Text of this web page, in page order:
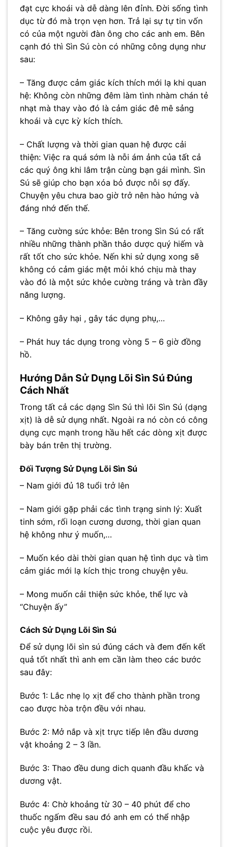
đạt cực khoái và dễ dàng lên đỉnh. Đời sống tình
dục từ đó mà trọn vẹn hơn. Trả lại sự tự tin vốn
có của một người đàn ông cho các anh em. Bên
cạnh đó thì Sìn Sú còn có những công dụng như
sau:
– Tăng được cảm giác kích thích mới lạ khi quan
hệ: Không còn những đêm làm tình nhàm chán tẻ
nhạt mà thay vào đó là cảm giác đê mê sảng
khoái và cực kỳ kích thích.
– Chất lượng và thời gian quan hệ được cải
thiện: Việc ra quá sớm là nỗi ám ảnh của tất cả
các quý ông khi lâm trận cùng bạn gái mình. Sìn
Sú sẽ giúp cho bạn xóa bỏ được nỗi sợ đấy.
Chuyện yêu chưa bao giờ trở nên hào hứng và
đáng nhớ đến thế.
– Tăng cường sức khỏe: Bên trong Sìn Sú có rất
nhiều những thành phần thảo dược quý hiếm và
rất tốt cho sức khỏe. Nến khi sử dụng xong sẽ
không có cảm giác mệt mỏi khó chịu mà thay
vào đó là một sức khỏe cường tráng và tràn đầy
năng lượng.
– Không gây hại , gây tác dụng phụ,…
– Phát huy tác dụng trong vòng 5 – 6 giờ đồng
hồ.
Hướng Dẫn Sử Dụng Lõi Sìn Sú Đúng
Cách Nhất
Trong tất cả các dạng Sìn Sú thì lõi Sìn Sú (dạng
xịt) là dễ sử dụng nhất. Ngoài ra nó còn có công
dụng cực mạnh trong hầu hết các dòng xịt được
bày bán trên thị trường.
Đối Tượng Sử Dụng Lõi Sìn Sú
– Nam giới đủ 18 tuổi trở lên
– Nam giới gặp phải các tình trạng sinh lý: Xuất
tinh sớm, rối loạn cương dương, thời gian quan
hệ không như ý muốn,…
– Muốn kéo dài thời gian quan hệ tình dục và tìm
cảm giác mới lạ kích thịc trong chuyện yêu.
– Mong muốn cải thiện sức khỏe, thể lực và
“Chuyện ấy”
Cách Sử Dụng Lõi Sìn Sú
Để sử dụng lõi sìn sú đúng cách và đem đến kết
quả tốt nhất thì anh em cần làm theo các bước
sau đây:
Bước 1: Lắc nhẹ lọ xịt để cho thành phần trong
cao được hòa trộn đều với nhau.
Bước 2: Mở nắp và xịt trực tiếp lên đầu dương
vật khoảng 2 – 3 lần.
Bước 3: Thao đều dung dich quanh đầu khấc và
dương vật.
Bước 4: Chờ khoảng từ 30 – 40 phút để cho
thuốc ngấm đều sau đó anh em có thể nhập
cuộc yêu được rồi.